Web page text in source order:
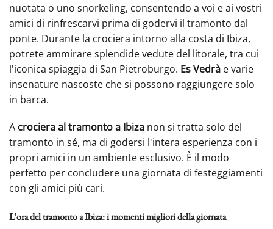
nuotata o uno snorkeling, consentendo a voi e ai vostri
amici di rinfrescarvi prima di godervi il tramonto dal
ponte. Durante la crociera intorno alla costa di Ibiza,
potrete ammirare splendide vedute del litorale, tra cui
l'iconica spiaggia di San Pietroburgo. Es Vedrà e varie
insenature nascoste che si possono raggiungere solo
in barca.
A crociera al tramonto a Ibiza non si tratta solo del
tramonto in sé, ma di godersi l'intera esperienza con i
propri amici in un ambiente esclusivo. È il modo
perfetto per concludere una giornata di festeggiamenti
con gli amici più cari.
L'ora del tramonto a Ibiza: i momenti migliori della giornata